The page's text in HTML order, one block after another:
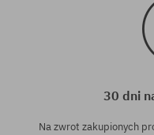
30 dni
Na zwrot zakupionych